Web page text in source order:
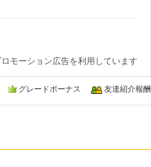
モーション広告を利用しています
グレードボーナス 友達紹介報酬